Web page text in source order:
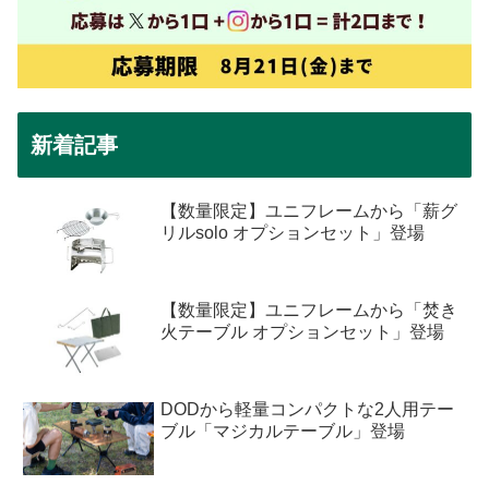
新着記事
【数量限定】ユニフレームから「薪グ
リルsolo オプションセット」登場
【数量限定】ユニフレームから「焚き
火テーブル オプションセット」登場
DODから軽量コンパクトな2人用テー
ブル「マジカルテーブル」登場